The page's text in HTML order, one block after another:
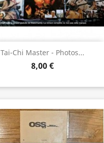
Tai-Chi Master - Photos...
8,00 €